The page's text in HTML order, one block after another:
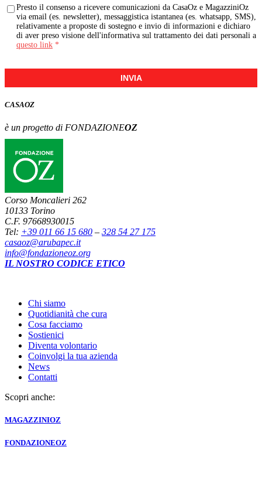
Presto il consenso a ricevere comunicazioni da CasaOz e MagazziniOz
via email (es. newsletter), messaggistica istantanea (es. whatsapp, SMS),
relativamente a proposte di sostegno e invio di informazioni e dichiaro
di aver preso visione dell'informativa sul trattamento dei dati personali a
questo link *
INVIA
CASAOZ
è un progetto di FONDAZIONEOZ
Corso Moncalieri 262
10133 Torino
C.F. 97668930015
Tel: +39 011 66 15 680 – 328 54 27 175
casaoz@arubapec.it
info@fondazioneoz.org
IL NOSTRO CODICE ETICO
Chi siamo
Quotidianità che cura
Cosa facciamo
Sostienici
Diventa volontario
Coinvolgi la tua azienda
News
Contatti
Scopri anche:
MAGAZZINIOZ
FONDAZIONEOZ